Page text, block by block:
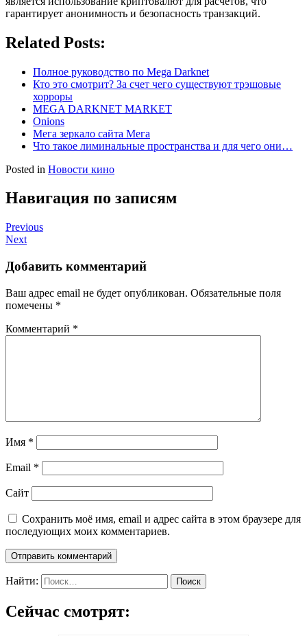
гарантирует анонимность и безопасность транзакций.
Related Posts:
Полное руководство по Mega Darknet
Кто это смотрит? За счет чего существуют трэшовые
хорроры
MEGA DARKNET MARKET
Onions
Мега зеркало сайта Мега
Что такое лиминальные пространства и для чего они…
Posted in Новости кино
Навигация по записям
Previous
Next
Добавить комментарий
Ваш адрес email не будет опубликован. Обязательные поля
помечены *
Комментарий *
Имя *
Email *
Сайт
Сохранить моё имя, email и адрес сайта в этом браузере для
последующих моих комментариев.
Найти:
Сейчас смотрят: